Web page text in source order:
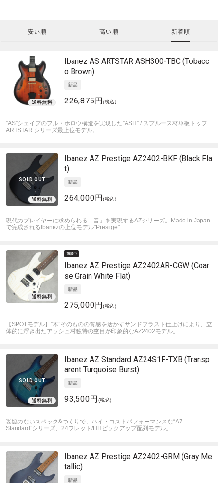
安い順 高い順 新着順
Ibanez AS ARTSTAR ASH300-TBC (Tobacc
o Brown)
226,875円(税込)
”AS”シェイプのフル・ホロウ構造を実現した”ASH” / スプルース材単板トップ
ARTSTAR シリーズ最上位モデル。
SOLD OUT
Ibanez AZ Prestige AZ2402-BKF (Black Fla
t)
264,000円(税込)
現代のプレイヤーに求められる「音」を実現するAZシリーズ。Made in Japan
で完成されるIbanezの上位モデル"Prestige"
Ibanez AZ Prestige AZ2402AR-CGW (Coar
se Grain White Flat)
275,000円(税込)
【SPOTモデル】”木”そのものの質感を活かすサンドブラスト仕上げにより、立
体的に浮き出たアッシュ材独特の杢目が印象的なAZ2402モデル。
SOLD OUT
Ibanez AZ Standard AZ24S1F-TXB (Transp
arent Turquoise Burst)
93,500円 (税込)
妥協のないスペック&つくりで、ハイ・コストパフォーマンスな“AZ
Standard”シリーズ、24フレット/HHピックアップ配列モデル。
Ibanez AZ Prestige AZ2402-GRM (Gray Me
tallic)